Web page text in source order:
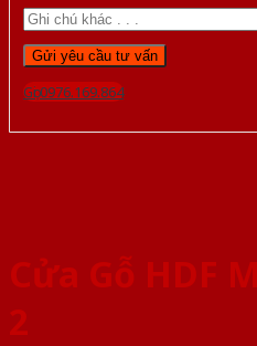
Gọi 0976.169.864
Cửa Gỗ HDF
2